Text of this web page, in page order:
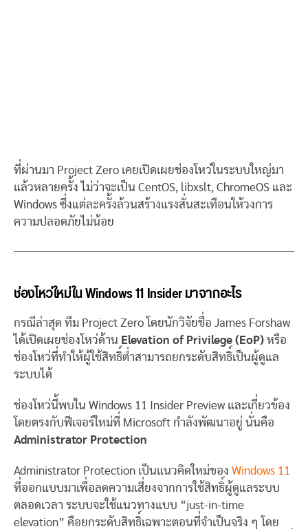
ที่ผ่านมา Project Zero เคยเปิดเผยช่องโหว่ในระบบใหญ่มา
แล้วหลายครั้ง ไม่ว่าจะเป็น CentOS, libxslt, ChromeOS และ
Windows ซึ่งแต่ละครั้งล้วนสร้างแรงสั่นสะเทือนให้วงการ
ความปลอดภัยไม่น้อย
ช่องโหว่ใหม่ใน Windows 11 Insider มาจากอะไร
กรณีล่าสุด ทีม Project Zero โดยนักวิจัยชื่อ James Forshaw
ได้เปิดเผยช่องโหว่ด้าน Elevation of Privilege (EoP) หรือ
ช่องโหว่ที่ทำให้ผู้ใช้สิทธิ์ต่ำสามารถยกระดับสิทธิ์เป็นผู้ดูแล
ระบบได้
ช่องโหว่นี้พบใน Windows 11 Insider Preview และเกี่ยวข้อง
โดยตรงกับฟีเจอร์ใหม่ที่ Microsoft กำลังพัฒนาอยู่ นั่นคือ
Administrator Protection
Administrator Protection เป็นแนวคิดใหม่ของ Windows 11
ที่ออกแบบมาเพื่อลดความเสี่ยงจากการใช้สิทธิ์ผู้ดูแลระบบ
ตลอดเวลา ระบบจะใช้แนวทางแบบ “just-in-time
elevation” คือยกระดับสิทธิ์เฉพาะตอนที่จำเป็นจริง ๆ โดย